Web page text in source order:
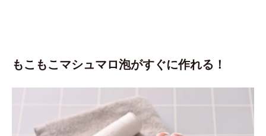
もこもこマシュマロ泡がすぐに作れる！